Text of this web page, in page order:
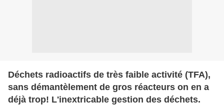
Déchets radioactifs de très faible activité (TFA),
sans démantèlement de gros réacteurs on en a
déjà trop! L'inextricable gestion des déchets.